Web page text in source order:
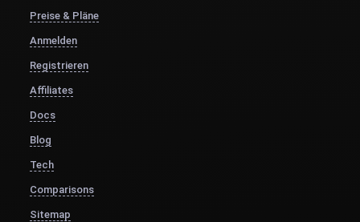
Preise & Pläne
Anmelden
Registrieren
Affiliates
Docs
Blog
Tech
Comparisons
Sitemap